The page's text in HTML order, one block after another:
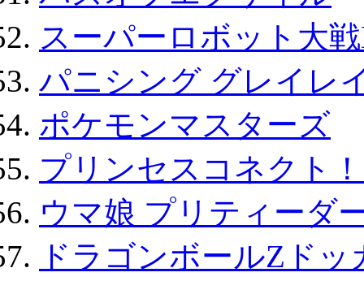
スーパーロボット大
パニシング グレイレ
ポケモンマスターズ
プリンセスコネクト
ウマ娘 プリティーダ
ドラゴンボールZド